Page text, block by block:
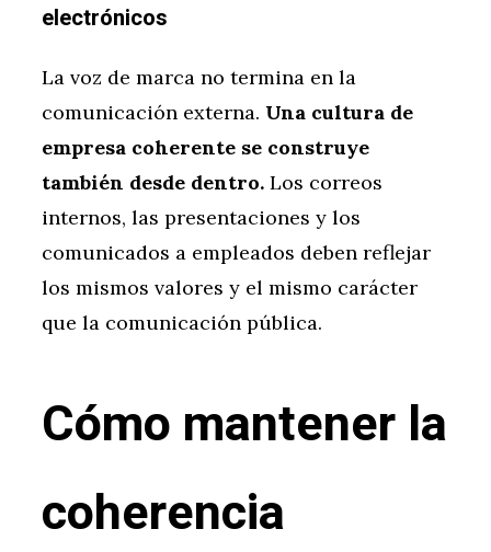
electrónicos
La voz de marca no termina en la
comunicación externa. Una cultura de
empresa coherente se construye
también desde dentro. Los correos
internos, las presentaciones y los
comunicados a empleados deben reflejar
los mismos valores y el mismo carácter
que la comunicación pública.
Cómo mantener la
coherencia